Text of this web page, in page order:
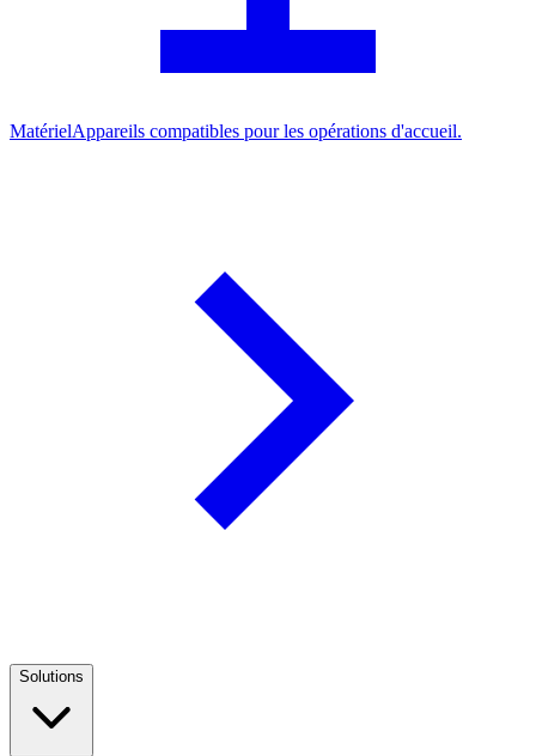
MatérielAppareils compatibles pour les opérations d'accueil.
Solutions